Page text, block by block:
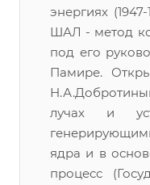
энергиях
ШАЛ - метод
под его
Памире.
лучах и
ядра и в
процесс